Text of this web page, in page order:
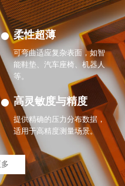
柔性超薄
可弯曲适应复杂表面，如智
能鞋垫、汽车座椅、机器人
等。
高灵敏度与精度
提供精确的压力分布数据，
适用于高精度测量场景。